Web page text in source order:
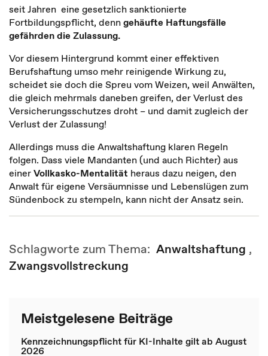
seit Jahren eine gesetzlich sanktionierte
Fortbildungspflicht, denngehäufte Haftungsfälle
gefährden die Zulassung.
Vor diesem Hintergrund kommt einer effektiven
Berufshaftung umso mehr reinigende Wirkung zu,
scheidet sie doch die Spreu vom Weizen, weil Anwälten,
die gleich mehrmals daneben greifen, der Verlust des
Versicherungsschutzes droht – und damit zugleich der
Verlust der Zulassung!
Allerdings muss die Anwaltshaftung klaren Regeln
folgen. Dass viele Mandanten (und auch Richter) aus
einerVollkasko-Mentalität heraus dazu neigen, den
Anwalt für eigene Versäumnisse und Lebenslügen zum
Sündenbock zu stempeln, kann nicht der Ansatz sein.
Schlagworte zum Thema: Anwaltshaftung ,
Zwangsvollstreckung
Meistgelesene Beiträge
Kennzeichnungspflicht für KI-Inhalte gilt ab August
2026